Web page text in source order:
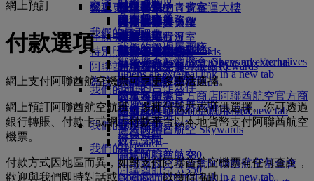
交通
機場接駁服務
預訂汽車
航空公司合作夥伴
阿聯酋航空 3 號客運大樓
來往各客運大樓
來回機場
穿梭巴士服務
機上 Wi-Fi
兒童娛樂
佳餚美饌
頭等客艙美食
商務客艙美食
尊尚經濟客艙餐飲
經濟客艙美食
飲料
我們的機隊
波音 777
阿聯酋航空 A380
阿聯酋航空 A350
全球各地的貴賓室
合作夥伴貴賓室
付費使用貴賓室
Marhaba 貴賓室
阿聯酋航空購物
阿聯酋航空免稅商品
阿聯酋航空官方商店阿聯酋航空官方商
店 Opens an external link in a new tab
機上
與兒童同行
攜嬰兒同行
嬰兒行李限額
兒童及嬰兒餐
為孩子帶來樂趣
兒童娛樂
兒童玩具
兒童活動
財務透明度
負責任企業
我們的員工
我們的管理層團隊
就業機會就業機會 Opens an external
link in a new tab
我們的地球
營運可持續發展策略
環保政策
環保報告
我們的社區
阿聯酋航空基金會阿聯酋航空基金會
Opens an external link in a new tab
赫爾辛基
杭州
峴港
深圳
暹粒
城市度假
美食家之旅
補領哩數
購買哩數
賺取哩數
Skywards Skysurfers
Skywards ExclusivesSkywards Exclusives
Opens an external link in a new tab
我們的合作夥伴
Skywards Rail
哩數計算器
登入阿聯酋航空 Skywards
Skywards+
營運更改
近期的旅遊更新
查詢航班狀況
特別照顧
阿聯酋航空無障礙出行
特殊協助與要求
行李與失物
準備出發
在機場
阿聯酋航空 Skywards
阿聯酋航空 Business Rewards
你的機上體驗
工具及資源
手機及阿聯酋航空應用程式
取消或變更預訂
行程受阻
關於阿聯酋航空
網上預訂
付款選項
網上支付阿聯酋航空機票可享更多靈活選擇。
網上預訂阿聯酋航空航班，多種付款方式可供選擇。你可透過
銀行轉賬、付款卡或網上付款平台以本地貨幣支付阿聯酋航空
機票。
付款方式因地區而異，如對支付阿聯酋航空機票有任何查詢，
歡迎與我們即時對話或致電我們以獲得協助。